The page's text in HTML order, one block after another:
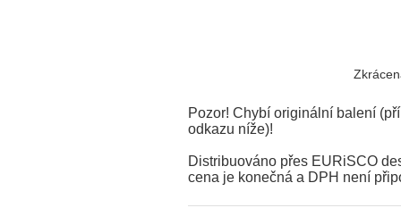
Pozor! Chybí originální balení
odkazu níže)!
Distribuováno přes EURiSCO
cena je konečná a DPH není